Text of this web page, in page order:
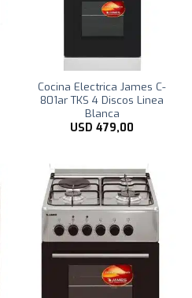
Cocina Electrica James C-
801ar TKS 4 Discos Linea
Blanca
USD 479,00